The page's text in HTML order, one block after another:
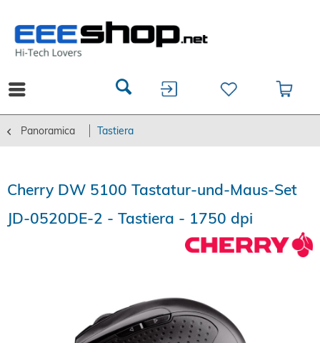
Panoramica Tastiera
Cherry DW 5100 Tastatur-und-Maus-Set
JD-0520DE-2 - Tastiera - 1750 dpi